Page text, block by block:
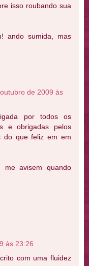
isso roubando sua
ando sumida, mas
de 2009 às
por todos os
e obrigadas pelos
do que feliz em em
me avisem quando
às 23:26
com uma fluidez